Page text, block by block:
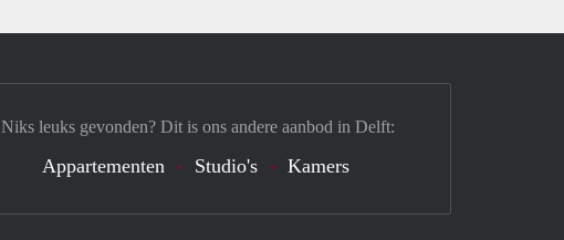
Niks leuks gevonden? Dit is ons andere aanbod in Delft:
Appartementen Studio's Kamers